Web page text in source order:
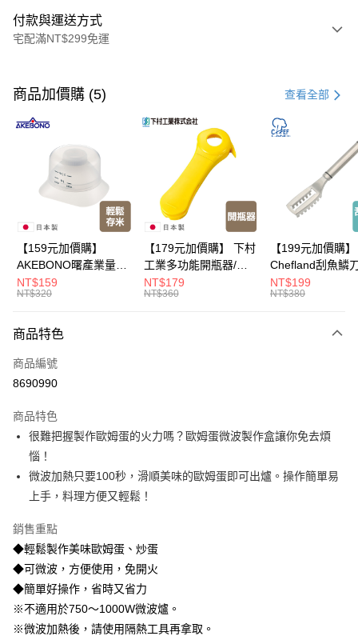
付款與運送方式
宅配滿NT$299免運
信用卡一次付款
LINE Pay
Apple Pay
悠遊付
全盈+PAY
大哥付你分期
相關說明
2.付款方式選擇「大哥付你分期」，訂單成立後會自動跳轉到大哥付的交易
成交易。
3.實際核准額度、可分期數及費用金額請依後續交易確認頁面所載為準。
消。如遇「轉專審核」未通過狀況，表示未達大哥付你分期系統評分，恕無
法說明評估內容。
【繳款方式說明】
1.分期款項不併入電信帳單，「大哥付你分期」於每月結算日後寄送繳費提
2.透過簡訊連結打開帳單後，可選擇「超商條碼／台灣大直營門市／銀行轉
帳／街口支付／iPASS MONEY」等通路繳費。
【注意事項】
1.本服務係由「台灣大哥大股份有限公司」（以下簡稱本公司）所提供，讓
用戶於交易時，得透過本服務購買商品或服務，並由商店將買賣／分期付款
買賣價金債權讓與本公司後，依約使用本公司帳單繳交帳款。
2.基於同意付款使用「大哥付你分期」之契約關係目的，商店將以您的個人
資料（包含姓名、電話或地址）提供予台灣大哥大進項蒐集、處理及利用，
由本公司與您本人進行分期帳單所需資料之確認、核對及更正。
3.完整用戶服務條款，請詳閱以下連結：https://oppay.tw/userRule
運送方式
宅配【父親節大回饋】限時$299免運
商品加價購 (5) 查看全部
【159元加價購】
AKEBONO曙產業量米
杯漏斗組(白)/量米杯/
米桶/量米用具/任二件8
NT$159
NT$320
【179元加價購】 下村
工業多功能開瓶器/開
瓶器/餐廚用品/料理道
具/任二件8折
NT$179
NT$360
【199元加價購】
Chefland刮魚鱗
魚鱗器/廚房用品/
道具/任二件8折
NT$199
NT$380
商品特色
商品編號
8690990
商品特色
很難把握製作歐姆蛋的火力嗎？歐姆蛋微波製作盒讓你免去煩
惱！
微波加熱只要100秒，滑順美味的歐姆蛋即可出爐。操作簡單易
上手，料理方便又輕鬆！
銷售重點
◆輕鬆製作美味歐姆蛋、炒蛋
◆可微波，方便使用，免開火
◆簡單好操作，省時又省力
※不適用於750〜1000W微波爐。
※微波加熱後，請使用隔熱工具再拿取。